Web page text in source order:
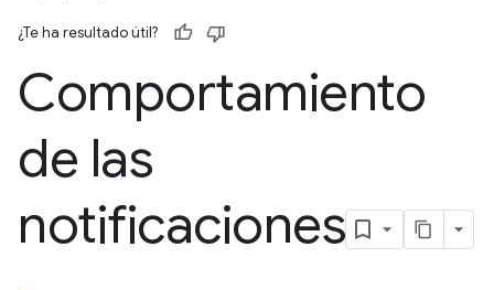
¿Te ha resultado útil?
Comportamiento
de las
notificaciones